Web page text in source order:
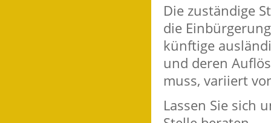
Die zuständige
die
künftige
und deren
muss, variiert
Lassen Sie sich